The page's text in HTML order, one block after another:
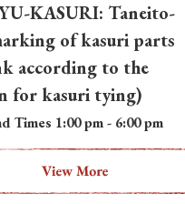
KASURI: Taneito-
of kasuri parts
according to the
for kasuri tying)
Times 1:00 pm - 6:00 pm